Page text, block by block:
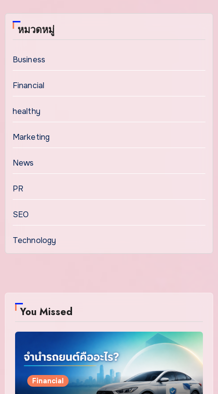
หมวดหมู่
Business
Financial
healthy
Marketing
News
PR
SEO
Technology
You Missed
Financial